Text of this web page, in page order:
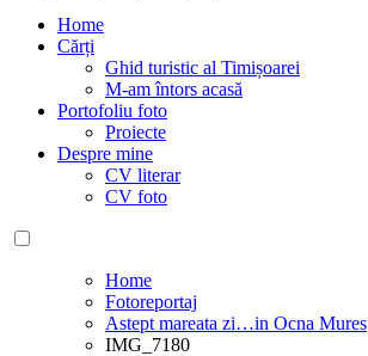
Home
Cărți
Ghid turistic al Timișoarei
M-am întors acasă
Portofoliu foto
Proiecte
Despre mine
CV literar
CV foto
Home
Fotoreportaj
Astept mareata zi…in Ocna Mures
IMG_7180